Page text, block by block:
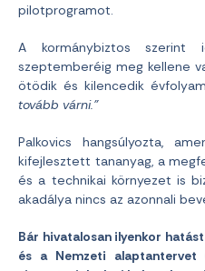
pilotprogramot.
A kormánybiztos szerint
szeptemberéig meg kellene
ötödik és kilencedik
tovább várni.”
Palkovics hangsúlyozta,
kifejlesztett tananyag, a
és a technikai környezet is
akadálya nincs az azonnali
Bár hivatalosan ilyenkor
és a Nemzeti alaptantervet